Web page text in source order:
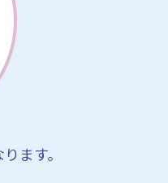
ます。